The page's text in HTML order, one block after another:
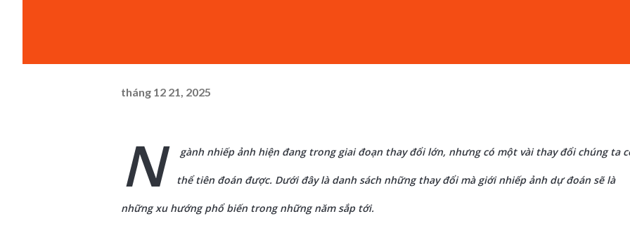
tháng 12 21, 2025
N gành nhiếp ảnh hiện đang trong giai đoạn thay đổi lớn, nhưng có một vài thay đổi chúng ta
thể tiên đoán được. Dưới đây là danh sách những thay đổi mà giới nhiếp ảnh dự đoán sẽ là
những xu hướng phổ biến trong những năm sắp tới.